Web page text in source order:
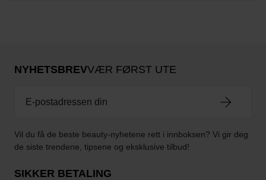
NYHETSBREVVÆR FØRST UTE
Vil du få de beste beauty-nyhetene rett i innboksen? Vi gir deg
de siste trendene, tipsene og eksklusive tilbud!
SIKKER BETALING